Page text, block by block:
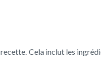
Cela inclut les